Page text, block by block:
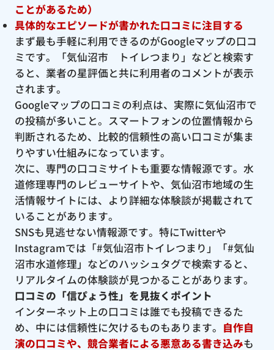
ことがあるため）
具体的なエピソードが書かれた口コミに注目する
まず最も手軽に利用できるのがGoogleマップの口コ
ミです。「気仙沼市 トイレつまり」などと検索す
ると、業者の星評価と共に利用者のコメントが表示
されます。
Googleマップの口コミの利点は、実際に気仙沼市で
の投稿が多いこと。スマートフォンの位置情報から
判断されるため、比較的信頼性の高い口コミが集ま
りやすい仕組みになっています。
次に、専門の口コミサイトも重要な情報源です。水
道修理専門のレビューサイトや、気仙沼市地域の生
活情報サイトには、より詳細な体験談が掲載されて
いることがあります。
SNSも見逃せない情報源です。特にTwitterや
Instagramでは「#気仙沼市トイレつまり」「#気仙
沼市水道修理」などのハッシュタグで検索すると、
リアルタイムの体験談が見つかることがあります。
口コミの「信ぴょう性」を見抜くポイント
インターネット上の口コミは誰でも投稿できるた
め、中には信頼性に欠けるものもあります。 自作自
演の口コミや、競合業者による悪意ある書き込みも